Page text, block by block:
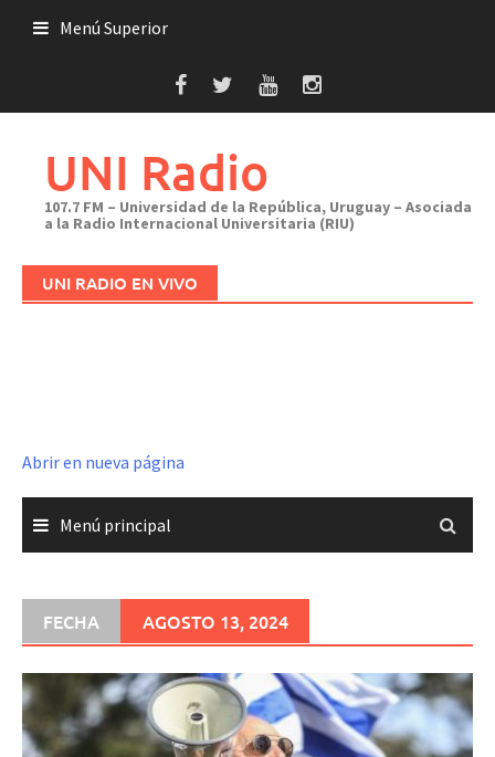
Menú Superior
UNI Radio
107.7 FM – Universidad de la República, Uruguay – Asociada
a la Radio Internacional Universitaria (RIU)
UNI RADIO EN VIVO
Abrir en nueva página
Menú principal
FECHA AGOSTO 13, 2024